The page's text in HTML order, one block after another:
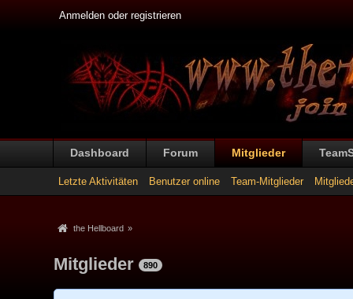
Anmelden oder registrieren
Dashboard Forum Mitglieder
Letzte Aktivitäten Benutzer online Team-Mitglieder
the Hellboard »
Mitglieder 890